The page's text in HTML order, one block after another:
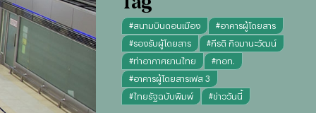
#สนามบินดอนเมือง #อาคารผู้โดยสาร
#รองรับผู้โดยสาร #กีรติ กิจมานะวัฒน์
#ท่าอากาศยานไทย #ทอท.
#อาคารผู้โดยสารเฟส 3
#ไทยรัฐฉบับพิมพ์ #ข่าววันนี้